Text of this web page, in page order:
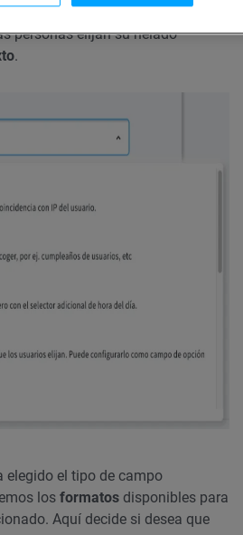
teléfono, texto, y URL. Por
personas elijan su helado
.
elegido el tipo de campo
los formatos disponibles para
Aquí decide si desea que